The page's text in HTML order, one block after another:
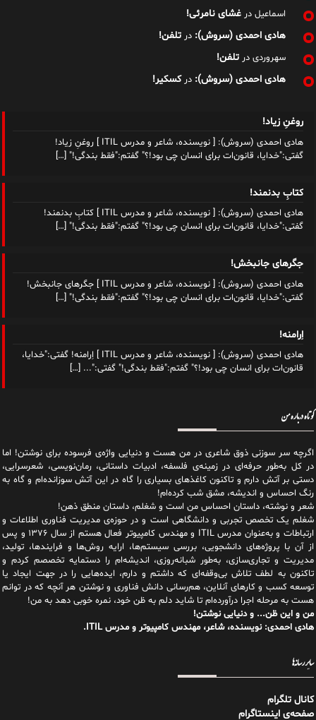
اسماعیل در غشای نامرئی!
هادی احمدی (سروش): در تلفن!
سهروردی در تلفن!
هادی احمدی (سروش): درکسکیر!
روغنِ زیاد!
هادی احمدی (سروش): [ نویسنده، شاعر و مدرس ITIL ] روغنِ زیاد!
گفتی:"خدایا، قانون‌ات برای انسان چی بود!؟" گفتم:"فقط بندگی!" […]
کتابِ بدنمند!
هادی احمدی (سروش): [ نویسنده، شاعر و مدرس ITIL ] کتابِ بدنمند!
گفتی:"خدایا، قانون‌ات برای انسان چی بود!؟" گفتم:"فقط بندگی!" […]
جگرهای جانبخش!
هادی احمدی (سروش): [ نویسنده، شاعر و مدرس ITIL ] جگرهای جانبخش!
گفتی:"خدایا، قانون‌ات برای انسان چی بود!؟" گفتم:"فقط بندگی!" […]
اِرامنه!
هادی احمدی (سروش): [ نویسنده، شاعر و مدرس ITIL ] اِرامنه! گفتی:"خدایا،
قانون‌ات برای انسان چی بود!؟" گفتم:"فقط بندگی!" گفتی:"... […]
کوتاه درباره من
اگرچه سر سوزنی ذوق شاعری در من هست و دنیایی واژه‌‌ی فرسوده برای نوشتن! اما
در کل به‌طور حرفه‌ای در زمینه‌ی فلسفه، ادبیات داستانی، رمان‌نویسی، شعرسرایی،
دستی بر آتش دارم و تاکنون کاغذهای بسیاری را گاه در این آتش سوزانده‌ام و گاه به
رنگ احساس و اندیشه، مشق شب کرده‌ام!
شعر و نوشته، داستان احساس من است و شغلم، داستان منطق ذهن!
شغلم یک تخصص تجربی و دانشگاهی است و در حوزه‌ی مدیریت فناوری اطلاعات و
ارتباطات و به‌عنوان مدرس ITIL و مهندس کامپیوتر فعال هستم از سال ۱۳۷۶ و پس
از آن با پروژه‌های دانشجویی، بررسی سیستم‌ها، ارایه روش‌ها و فرایندها، تولید،
مدیریت و تجاری‌سازی، به‌طور شبانه‌روزی، اندیشه‌ام را دستمایه تخصصم کردم و
تاکنون به لطف تلاش بی‌وقفه‌ای که داشتم و دارم، اید‌ه‌هایی را در جهت ایجاد یا
توسعه کسب و کارهای آنلاین، هم‌رسانی دانش فناوری و نوشتن هر آنچه که در توانم
هست به مرحله اجرا درآورده‌ام تا شاید دلم به ظن خود، نمره خوبی دهد به من!
من و این ظن... و دنیایی نوشتن!
هادی احمدی: نویسنده، شاعر، مهندس کامپیوتر و مدرس ITIL.
سایر رسانه‌ها
کانال تلگرام
صفحه‌ی اینستاگرام